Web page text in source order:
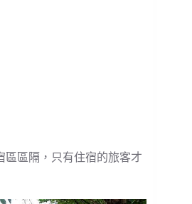
區區隔，只有住宿的旅客才